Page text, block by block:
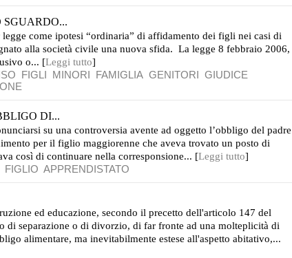
SGUARDO...
come ipotesi “ordinaria” di affidamento dei figli nei casi di
alla società civile una nuova sfida. La legge 8 febbraio 2006,
o... [Leggi tutto]
FIGLI MINORI FAMIGLIA GENITORI GIUDICE
DI...
su una controversia avente ad oggetto l’obbligo del padre
per il figlio maggiorenne che aveva trovato un posto di
così di continuare nella corresponsione... [Leggi tutto]
FIGLIO APPRENDISTATO
ed educazione, secondo il precetto dell'articolo 147 del
di separazione o di divorzio, di far fronte ad una molteplicità di
alimentare, ma inevitabilmente estese all'aspetto abitativo,...